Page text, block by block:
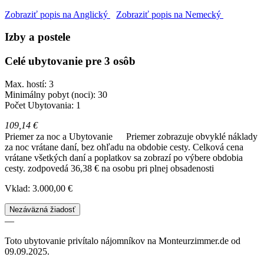
Zobraziť popis na Anglický
Zobraziť popis na Nemecký
Izby a postele
Celé ubytovanie pre 3 osôb
Max. hostí: 3
Minimálny pobyt (noci): 30
Počet Ubytovania: 1
109,14 €
Priemer za noc a Ubytovanie
Priemer zobrazuje obvyklé náklady
za noc vrátane daní, bez ohľadu na obdobie cesty. Celková cena
vrátane všetkých daní a poplatkov sa zobrazí po výbere obdobia
cesty. zodpovedá 36,38 € na osobu pri plnej obsadenosti
Vklad: 3.000,00 €
Nezáväzná žiadosť
—
Toto ubytovanie privítalo nájomníkov na Monteurzimmer.de od
09.09.2025.